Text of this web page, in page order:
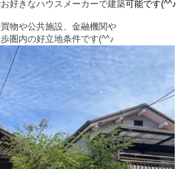
好きなハウスメーカーで建築可能です(^^♪
物や公共施設、金融機関や
圏内の好立地条件です(^^♪